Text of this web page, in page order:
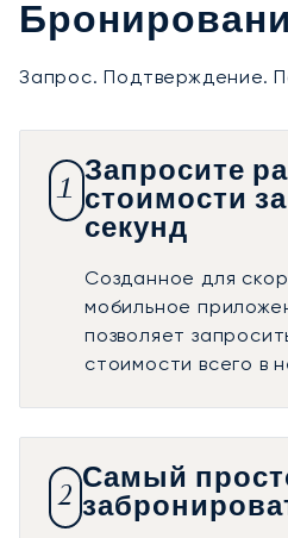
Запрос. Подтверждение.
1
Запросите
стоимости
секунд
Созданное для
мобильное
позволяет
стоимости всего в
2
Самый